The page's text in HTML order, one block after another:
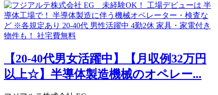
【20-40代男女活躍中】【月収例32万円
以上☆】半導体製造機械のオペレー...